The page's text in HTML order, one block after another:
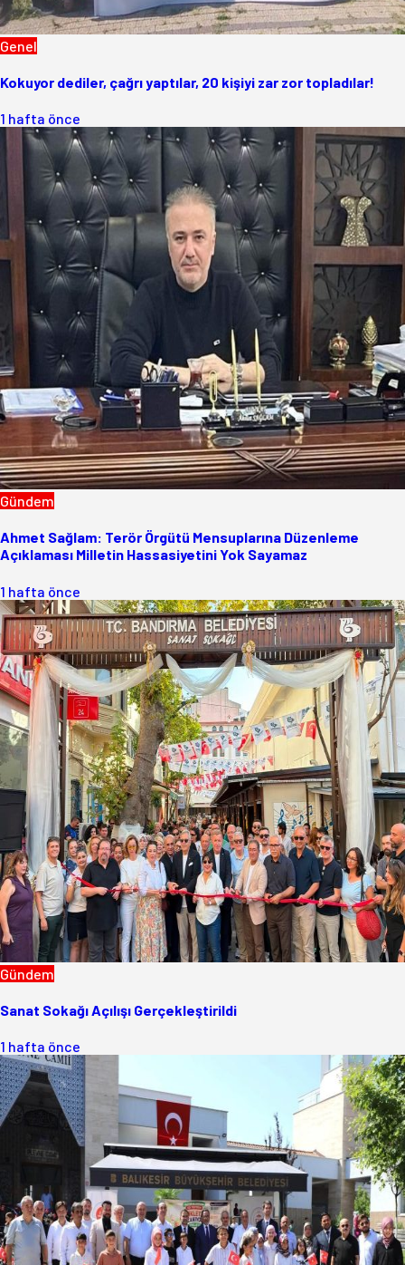
Genel
Kokuyor dediler, çağrı yaptılar, 20 kişiyi zar zor topladılar!
1 hafta önce
Gündem
Ahmet Sağlam: Terör Örgütü Mensuplarına Düzenleme
Açıklaması Milletin Hassasiyetini Yok Sayamaz
1 hafta önce
Gündem
Sanat Sokağı Açılışı Gerçekleştirildi
1 hafta önce